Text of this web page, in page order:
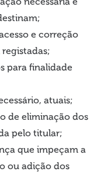
necessária e
e correção
para finalidade
atuais;
de eliminação dos
pelo titular;
que impeçam a
ou adição dos